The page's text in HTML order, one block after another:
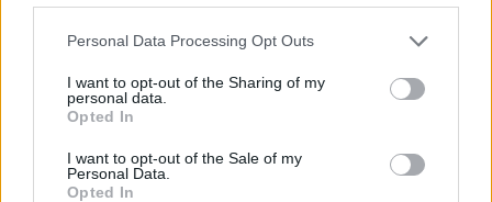
Personal Data Processing Opt Outs
I want to opt-out of the Sharing of my
personal data.
Opted In
I want to opt-out of the Sale of my
Personal Data.
Opted In
13,262 Követő